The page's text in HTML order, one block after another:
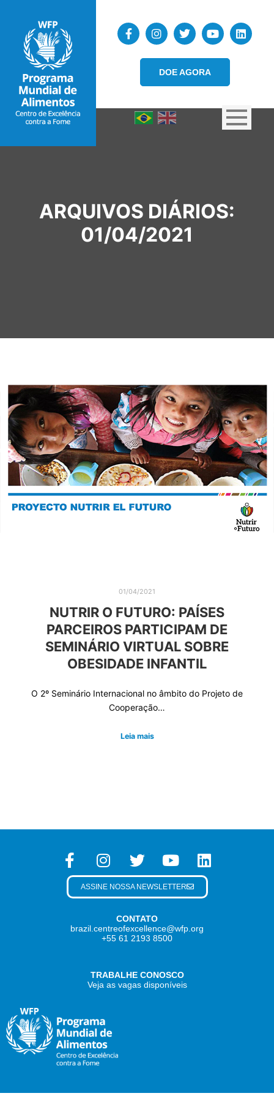
DOE AGORA
ARQUIVOS DIÁRIOS:
01/04/2021
01/04/2021
NUTRIR O FUTURO: PAÍSES
PARCEIROS PARTICIPAM DE
SEMINÁRIO VIRTUAL SOBRE
OBESIDADE INFANTIL
O 2º Seminário Internacional no âmbito do Projeto de
Cooperação…
Leia mais
CONTATO
brazil.centreofexcellence@wfp.org
+55 61 2193 8500
TRABALHE CONOSCO
Veja as vagas disponíveis
ASSINE NOSSA NEWSLETTER